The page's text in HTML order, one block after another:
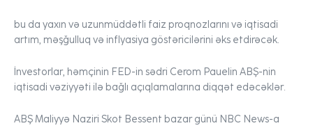
bu da yaxın və uzunmüddətli faiz proqnozlarını və iqtisadi
artım, məşğulluq və inflyasiya göstəricilərini əks etdirəcək.
İnvestorlar, həmçinin FED-in sədri Cerom Pauelin ABŞ-nin
iqtisadi vəziyyəti ilə bağlı açıqlamalarına diqqət edəcəklər.
ABŞ Maliyyə Naziri Skot Bessent bazar günü NBC News-a